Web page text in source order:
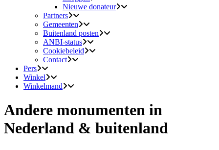
Nieuwe donateur
Partners
Gemeenten
Buitenland posten
ANBI-status
Cookiebeleid
Contact
Pers
Winkel
Winkelmand
Andere monumenten in
Nederland & buitenland